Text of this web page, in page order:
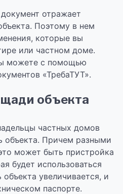
отражает
Поэтому в нем
которые вы
или частном доме.
можете с помощью
«ТребаТУТ».
объекта
частных домов
Причем разными
может быть пристройка
будет использоваться
увеличивается, и
паспорте.